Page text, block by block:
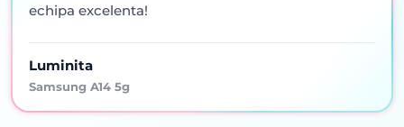
echipa excelenta!
Luminita
Samsung A14 5g